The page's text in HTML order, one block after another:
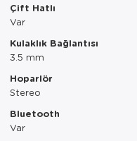
Çift Hatlı
Var
Kulaklık Bağlantısı
3.5 mm
Hoparlör
Stereo
Bluetooth
Var